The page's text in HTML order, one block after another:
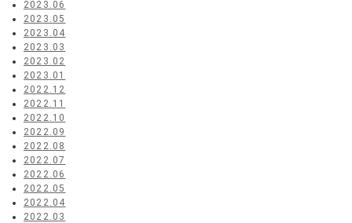
2023.06
2023.05
2023.04
2023.03
2023.02
2023.01
2022.12
2022.11
2022.10
2022.09
2022.08
2022.07
2022.06
2022.05
2022.04
2022.03